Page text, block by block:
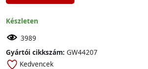
Készleten
3989
Gyártói cikkszám: GW44207
Kedvencek